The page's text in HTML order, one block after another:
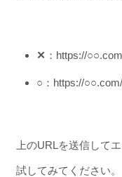
✕ ：https://
○ ：https://
上のURLを送信して
試してみてください。